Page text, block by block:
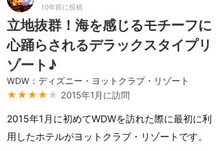
10年前に投稿
立地抜群！海を感じるモチーフに
心踊らされるデラックスタイプリ
ゾート♪
WDW：ディズニー・ヨットクラブ・リゾート
★★★★ ★ 2015年1月に訪問
2015年1月に初めてWDWを訪れた際に最初に利
用したホテルがヨットクラブ・リゾートです。